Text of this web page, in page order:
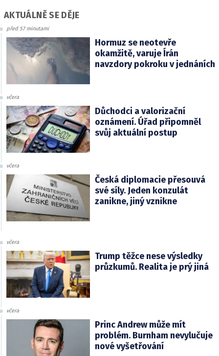
AKTUÁLNĚ SE DĚJE
před 57 minutami
Hormuz se neotevře
okamžitě, varuje Írán
navzdory pokroku v jednáních
včera
Důchodci a valorizační
oznámení. Úřad připomněl
svůj aktuální postup
včera
Česká diplomacie přesouvá
své síly. Jeden konzulát
zanikne, jiný vznikne
včera
Trump těžce nese výsledky
průzkumů. Realita je prý jiná
včera
Princ Andrew může mít
problém. Burnham nevylučuje
nové vyšetřování